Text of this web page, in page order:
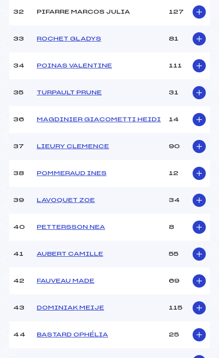
32 PIFARRE MARCOS JULIA 127
33 ROCHET GLADYS 81
34 POINAS VALENTINE 111
35 TURPAULT PRUNE 31
36 MAGDINIER GIACOMETTI HEIDI 14
37 LIEURY CLEMENCE 90
38 POMMERAUD INES 12
39 LAVOQUET ZOE 34
40 PETTERSSON NEA 8
41 AUBERT CAMILLE 55
42 FAUVEAU MADE 69
43 DOMINIAK MEIJE 115
44 BASTARD OPHÉLIA 25